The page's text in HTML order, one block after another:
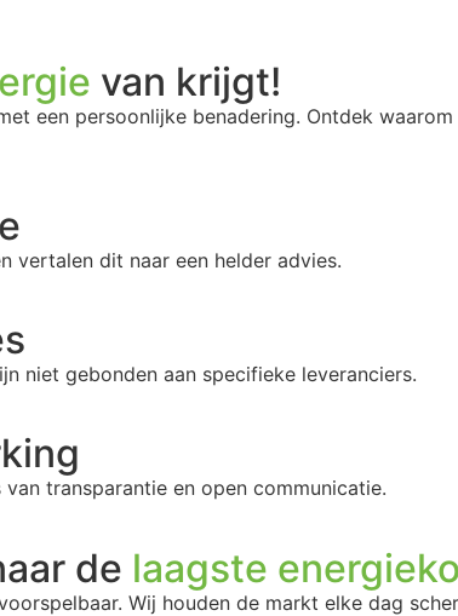
van krijgt!
een persoonlijke benadering. Ontdek
vertalen dit naar een helder advies.
niet gebonden aan specifieke leveranciers.
transparantie en open communicatie.
de laagste
Wij houden de markt elke dag